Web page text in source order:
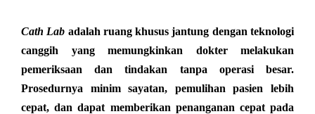
Cath Lab adalah ruang khusus jantung dengan teknologi
canggih yang memungkinkan dokter melakukan
pemeriksaan dan tindakan tanpa operasi besar.
Prosedurnya minim sayatan, pemulihan pasien lebih
cepat, dan dapat memberikan penanganan cepat pada